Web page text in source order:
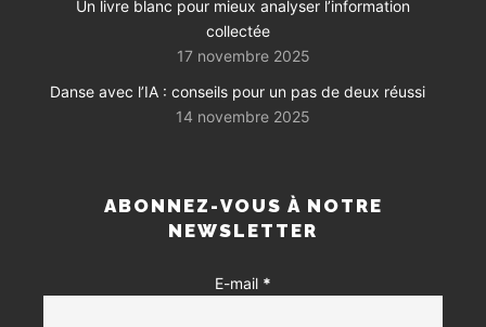
Un livre blanc pour mieux analyser l’information
collectée
17 novembre 2025
Danse avec l’IA : conseils pour un pas de deux réussi
14 novembre 2025
ABONNEZ-VOUS À NOTRE
NEWSLETTER
E-mail *